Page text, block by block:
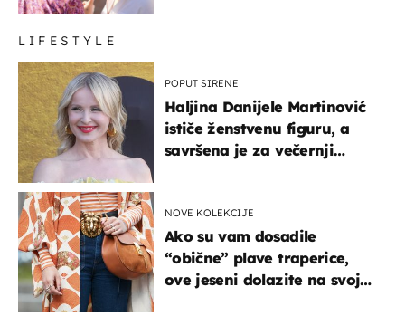
LIFESTYLE
POPUT SIRENE
Haljina Danijele Martinović
ističe ženstvenu figuru, a
savršena je za večernji
NOVE KOLEKCIJE
Ako su vam dosadile
“obične” plave traperice,
ove jeseni dolazite na svoje